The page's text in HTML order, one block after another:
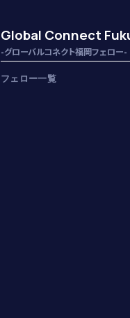
Global Connect
-グローバルコネクト福岡フェロー-
フェロー一覧